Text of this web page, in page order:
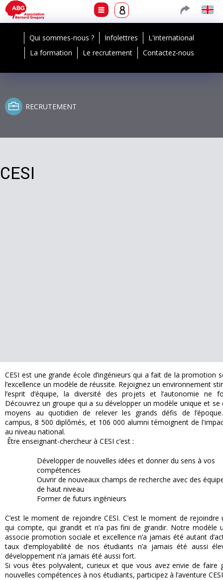
Qui sommes-nous ? Infolettres
L'international
La formation
Le recrutement Contactez-nous
RECRUTEMENT
CESI
CESI est une grande école d’ingénieurs qui a fait de la promotion
l’excellence un modèle de réussite. Rejoignez un environnement
l’esprit d’équipe, la diversité des projets et l’autonomie ne
Découvrez un groupe qui a su développer un modèle unique et se
moyens au quotidien de relever les grands défis de
campus, 8 500 diplômés, et 106 000 alumni témoignent de
au niveau national.
Être enseignant-chercheur à CESI c’est :
Développer de nouvelles idées et donner du sens à vos
compétences
Ouvrir de nouveaux champs de recherche avec des
de haut niveau
Former de futurs ingénieurs
C’est le moment de rejoindre CESI. C’est le moment de rejoindre
qui compte, qui grandit et n’a pas fini de grandir. Notre modèle
associe promotion sociale et excellence n’a jamais été autant
taux d’employabilité de nos étudiants n’a jamais été aussi
développement n’a jamais été aussi fort.
Si vous êtes polyvalent, curieux et que vous avez envie de faire
nouvelles compétences à nos étudiants, participez à l’aventure